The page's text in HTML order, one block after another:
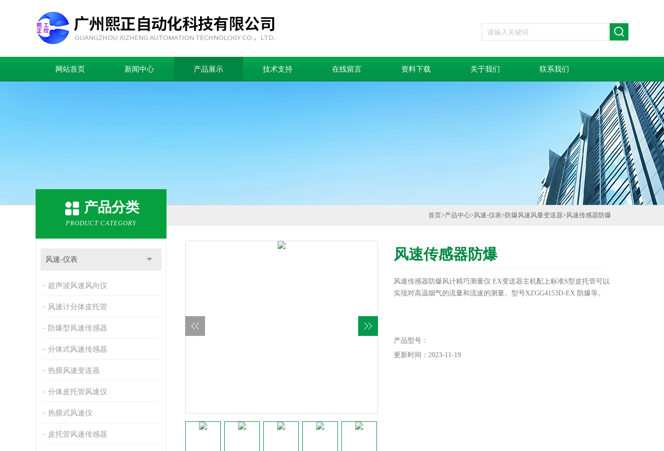
网站首页 新闻中心 产品展示 技术支持 在线留言 资料下载 关于我们 联系我们
产品分类
PRODUCT CATEGORY
风速-仪表
超声波风速风向仪
风速计分体皮托管
防爆型风速传感器
分体式风速传感器
热膜风速变送器
分体皮托管风速仪
热膜式风速仪
皮托管风速传感器
首页>产品中心>风速-仪表>防爆风速风量变送器>风速传感器防爆
风速传感器防爆
风速传感器防爆风计精巧测量​仪 EX变送器主机配上标准S型皮托管可以
实现对高温烟气的流量和流速的测量。型号XZGG4153D-EX 防爆等。
产品型号：
更新时间：2023-11-19